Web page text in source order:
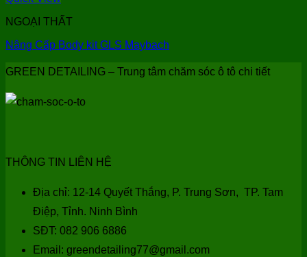
NGOẠI THẤT
Nâng Cấp Body kit GLS Maybach
GREEN DETAILING – Trung tâm chăm sóc ô tô chi tiết
THÔNG TIN LIÊN HỆ
Địa chỉ: 12-14 Quyết Thắng, P. Trung Sơn, TP. Tam
Điệp, Tỉnh. Ninh Bình
SĐT: 082 906 6886
Email: greendetailing77@gmail.com